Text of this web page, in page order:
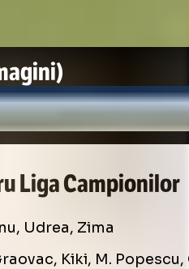
Liga Campionilor
Udrea, Zima
Kiki, M.